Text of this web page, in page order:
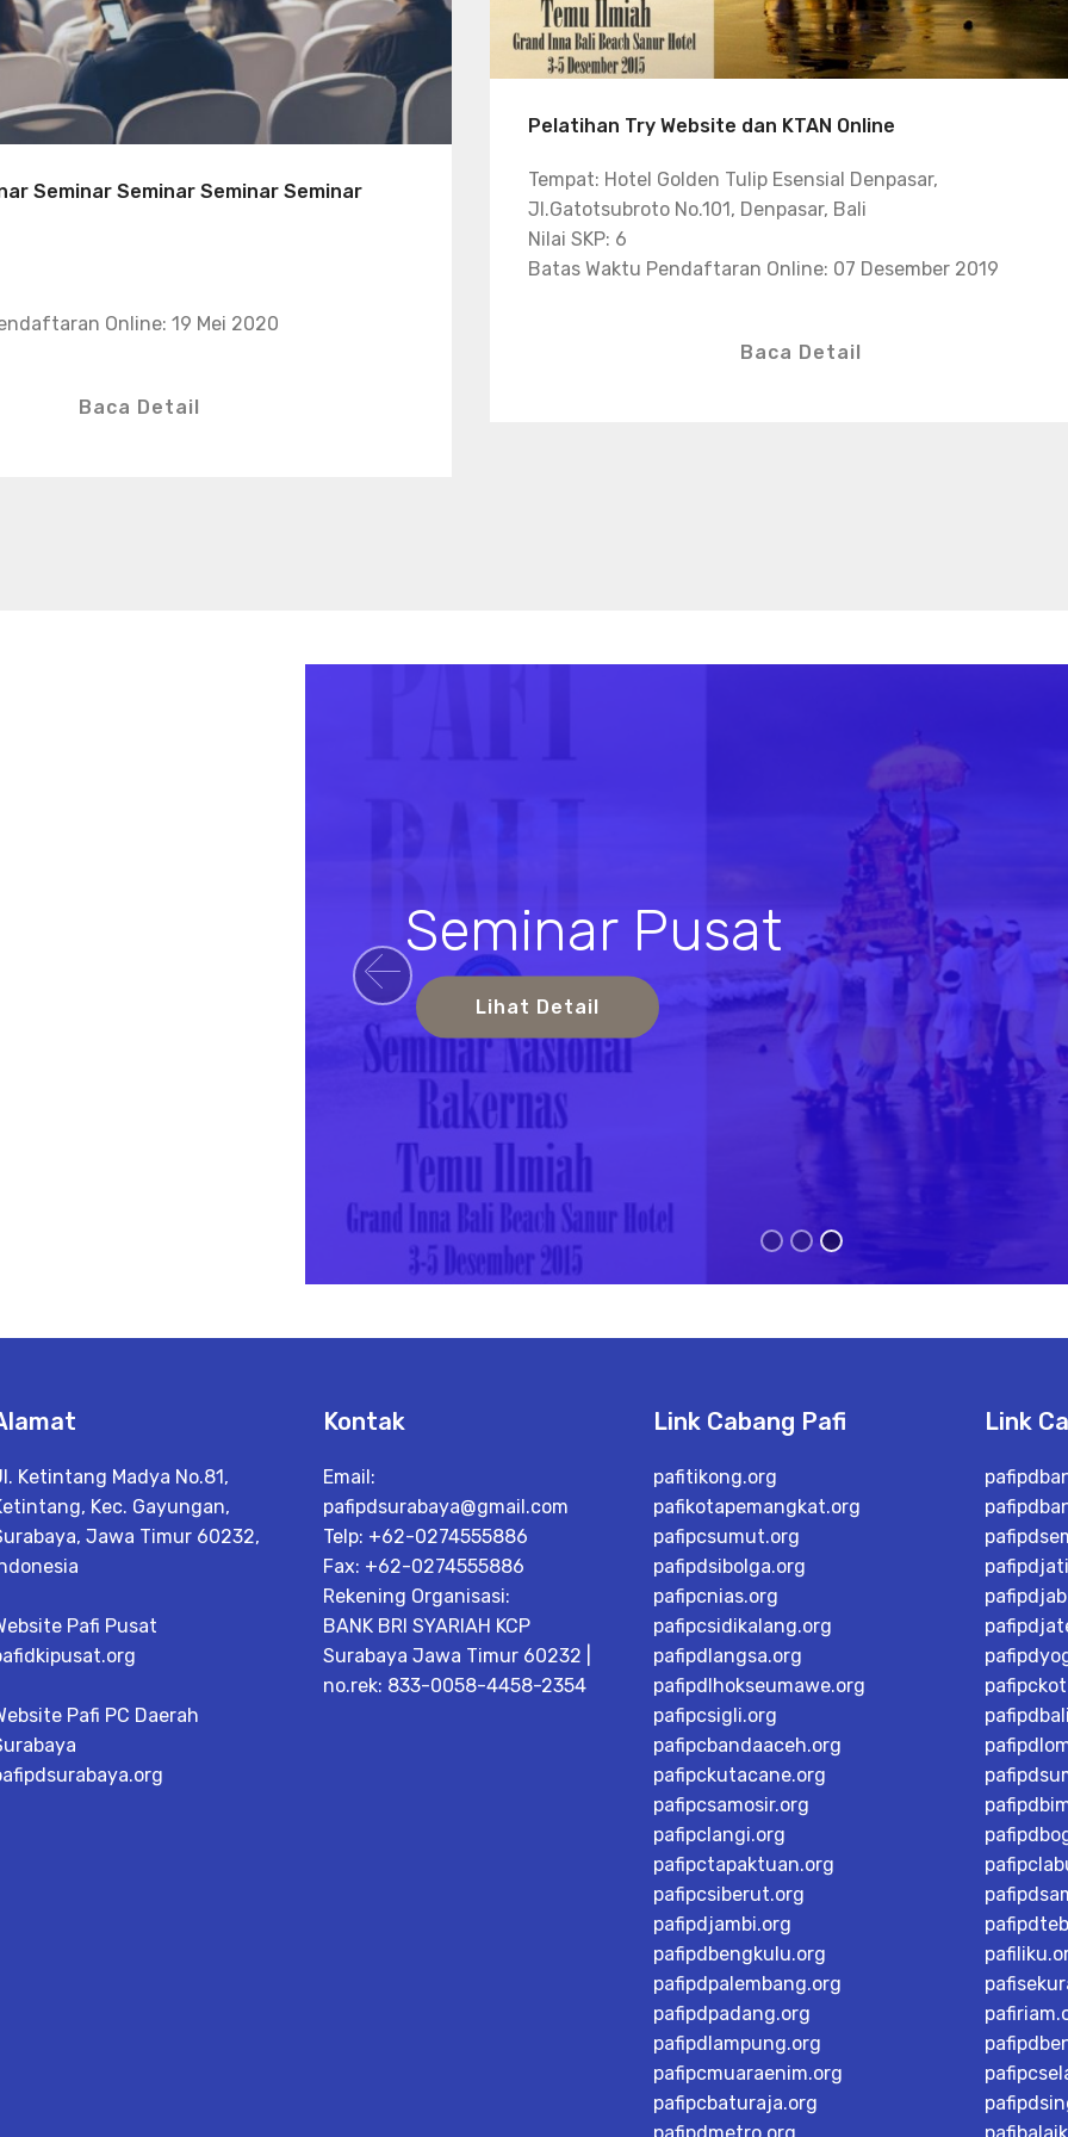
Seminar Seminar Seminar Seminar
Online: 19 Mei 2020
Baca Detail
Pelatihan Try Website dan KTAN Online
Tempat: Hotel Golden Tulip Esensial Denpasar,
Jl.Gatotsubroto No.101, Denpasar, Bali
Nilai SKP: 6
Batas Waktu Pendaftaran Online: 07 Desember 2019
Baca Detail
Seminar Pusat
Lihat Detail
Previous
Ketintang Madya No.81,
Kec. Gayungan,
Jawa Timur 60232,
Pafi Pusat
Pafi PC Daerah
Kontak
Email:
pafipdsurabaya@gmail.com
Telp: +62-0274555886
Fax: +62-0274555886
Rekening Organisasi:
BANK BRI SYARIAH KCP
Surabaya Jawa Timur 60232 |
no.rek: 833-0058-4458-2354
Link Cabang Pafi
pafitikong.org
pafikotapemangkat.org
pafipcsumut.org
pafipdsibolga.org
pafipcnias.org
pafipcsidikalang.org
pafipdlangsa.org
pafipdlhokseumawe.org
pafipcsigli.org
pafipcbandaaceh.org
pafipckutacane.org
pafipcsamosir.org
pafipclangi.org
pafipctapaktuan.org
pafipcsiberut.org
pafipdjambi.org
pafipdbengkulu.org
pafipdpalembang.org
pafipdpadang.org
pafipdlampung.org
pafipcmuaraenim.org
pafipcbaturaja.org
Link